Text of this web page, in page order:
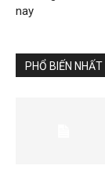
nay
PHỔ BIẾN NHẤT